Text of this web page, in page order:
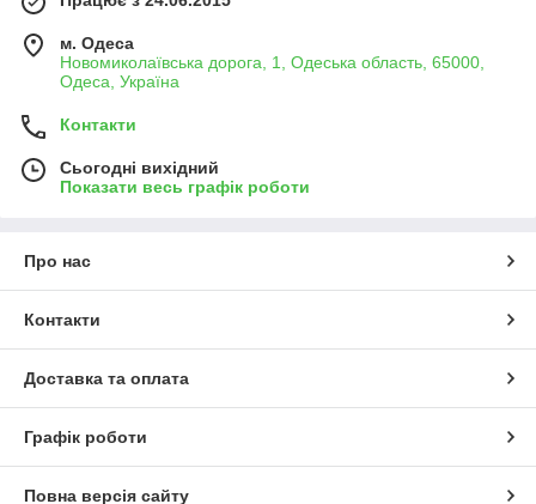
м. Одеса
Новомиколаївська дорога, 1, Одеська область, 65000,
Одеса, Україна
Контакти
Сьогодні вихідний
Показати весь графік роботи
Про нас
Контакти
Доставка та оплата
Графік роботи
Повна версія сайту